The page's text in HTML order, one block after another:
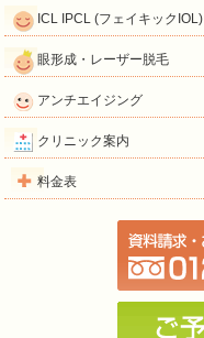
ICL IPCL (フェイキックIOL)
眼形成・レーザー脱毛
アンチエイジング
クリニック案内
料金表